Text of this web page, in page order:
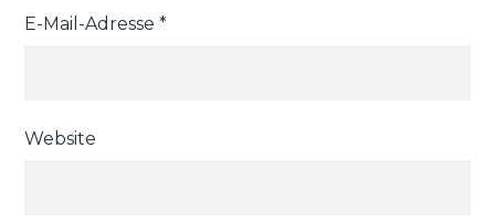
E-Mail-Adresse*
Website